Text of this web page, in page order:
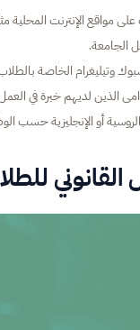
مواقع الإنترنت المحلية
الجامعة.
وتيليغرام الخاصة
الذين لديهم خبرة في
أو الإنجليزية حسب